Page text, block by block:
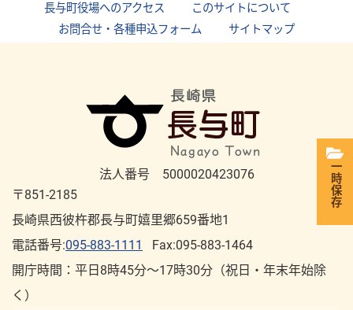
長与町役場へのアクセス このサイトについて
お問合せ・各種申込フォーム
サイトマップ
法人番号 5000020423076
〒851-2185
長崎県西彼杵郡長与町嬉里郷659番地1
電話番号:095-883-1111
Fax:095-883-1464
開庁時間：平⽇8時45分～17時30分（祝⽇・年末年始除
く）
一時保存